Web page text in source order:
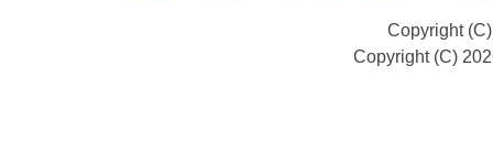
Copyright
Copyright (C)